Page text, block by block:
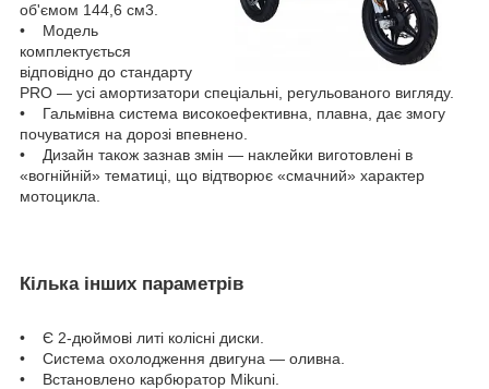
об'ємом 144,6 см3.
• Модель
комплектується
відповідно до стандарту
PRO — усі амортизатори спеціальні, регульованого вигляду.
• Гальмівна система високоефективна, плавна, дає змогу
почуватися на дорозі впевнено.
• Дизайн також зазнав змін — наклейки виготовлені в
«вогнійній» тематиці, що відтворює «смачний» характер
мотоцикла.
Кілька інших параметрів
• Є 2-дюймові литі колісні диски.
• Система охолодження двигуна — оливна.
• Встановлено карбюратор Mikuni.